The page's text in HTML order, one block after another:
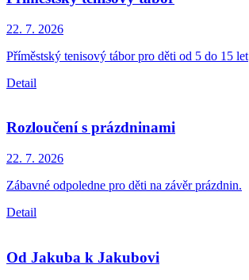
22. 7. 2026
Příměstský tenisový tábor pro děti od 5 do 15 let
Detail
Rozloučení s prázdninami
22. 7. 2026
Zábavné odpoledne pro děti na závěr prázdnin.
Detail
Od Jakuba k Jakubovi